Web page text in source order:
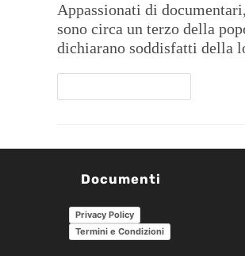
Appassionati di
sono circa un terzo della
dichiarano soddisfatti della
Documenti
Privacy Policy
Termini e Condizioni